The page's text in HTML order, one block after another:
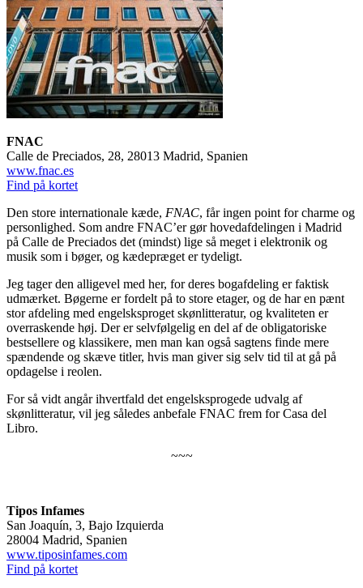
FNAC
Calle de Preciados, 28, 28013 Madrid, Spanien
www.fnac.es
Find på kortet
Den store internationale kæde, FNAC, får ingen point for charme og
personlighed. Som andre FNAC’er gør hovedafdelingen i Madrid
på Calle de Preciados det (mindst) lige så meget i elektronik og
musik som i bøger, og kædepræget er tydeligt.
Jeg tager den alligevel med her, for deres bogafdeling er faktisk
udmærket. Bøgerne er fordelt på to store etager, og de har en pænt
stor afdeling med engelsksproget skønlitteratur, og kvaliteten er
overraskende høj. Der er selvfølgelig en del af de obligatoriske
bestsellere og klassikere, men man kan også sagtens finde mere
spændende og skæve titler, hvis man giver sig selv tid til at gå på
opdagelse i reolen.
For så vidt angår ihvertfald det engelsksprogede udvalg af
skønlitteratur, vil jeg således anbefale FNAC frem for Casa del
Libro.
~~~
Tipos Infames
San Joaquín, 3, Bajo Izquierda
28004 Madrid, Spanien
www.tiposinfames.com
Find på kortet